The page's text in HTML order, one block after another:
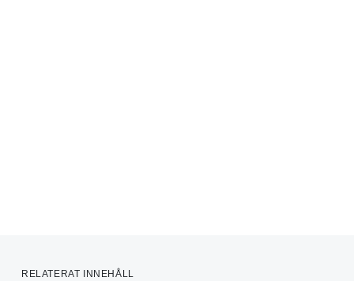
RELATERAT INNEHÅLL